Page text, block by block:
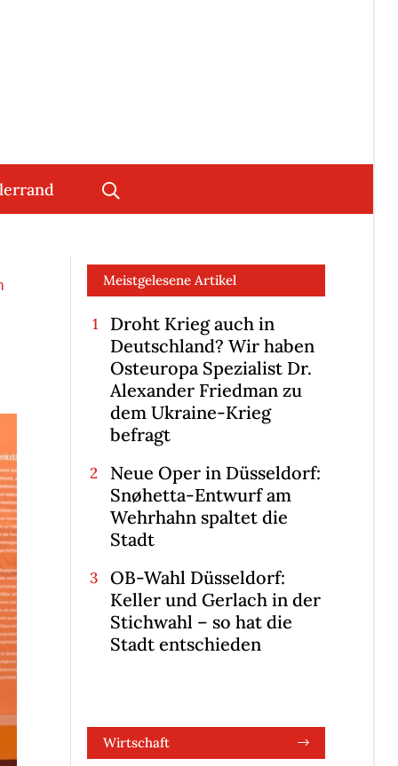
Meistgelesene Artikel
Droht Krieg auch in
Deutschland? Wir haben
Osteuropa Spezialist Dr.
Alexander Friedman zu
dem Ukraine-Krieg
befragt
Neue Oper in Düsseldorf:
Snøhetta-Entwurf am
Wehrhahn spaltet die
Stadt
OB-Wahl Düsseldorf:
Keller und Gerlach in der
Stichwahl – so hat die
Stadt entschieden
Wirtschaft